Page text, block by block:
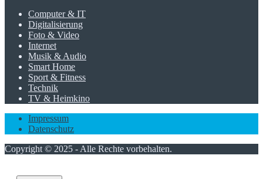
Computer & IT
Digitalisierung
Foto & Video
Internet
Musik & Audio
Smart Home
Sport & Fitness
Technik
TV & Heimkino
Impressum
Datenschutz
Copyright © 2025 - Alle Rechte vorbehalten.